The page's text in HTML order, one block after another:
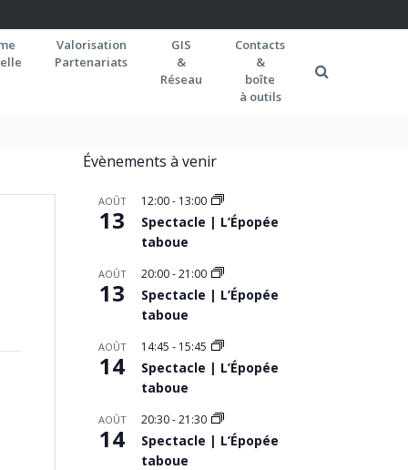
Valorisation
Partenariats
GIS
&
Réseau
Contacts
&
boîte
à outils
Évènements à venir
AOÛT
13
12:00- 13:00
Spectacle | L’Épopée
taboue
AOÛT
13
20:00-21:00
Spectacle | L’Épopée
taboue
AOÛT
14
14:45 - 15:45
Spectacle | L’Épopée
taboue
AOÛT
14
20:30-21:30
Spectacle | L’Épopée
taboue